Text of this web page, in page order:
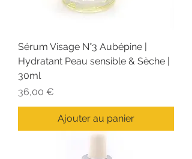
Sérum Visage N°3 Aubépine |
Hydratant Peau sensible & Sèche |
30ml
Prix
36,00 €
Ajouter au panier